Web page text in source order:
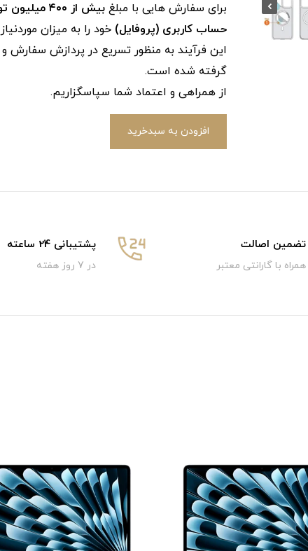
برای سفارش‌ هایی با مبلغ بیش از ۴۰۰ میلیون تومان
حساب کاربری (پروفایل) خود را به میزان
این فرآیند به‌ منظور تسریع در پردازش سفارش و
گرفته شده است.
از همراهی و اعتماد شما سپاسگزاریم.
افزودن به سبدخرید
تضمین اصالت
همراه با گارانتی معتبر
پشتیبانی 24 ساعته
در 7 روز هفته